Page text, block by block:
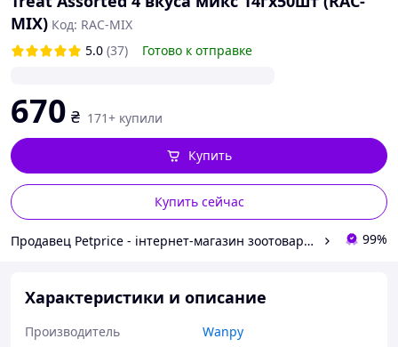
MIX) Код: RAC-MIX
5.0 (37) Готово к отправке
670 ₴ 171+ купили
Купить сейчас
Купить
Продавец Petprice - інтернет-магазин зоотоваров 99%
Характеристики и описание
Производитель
Wanpy